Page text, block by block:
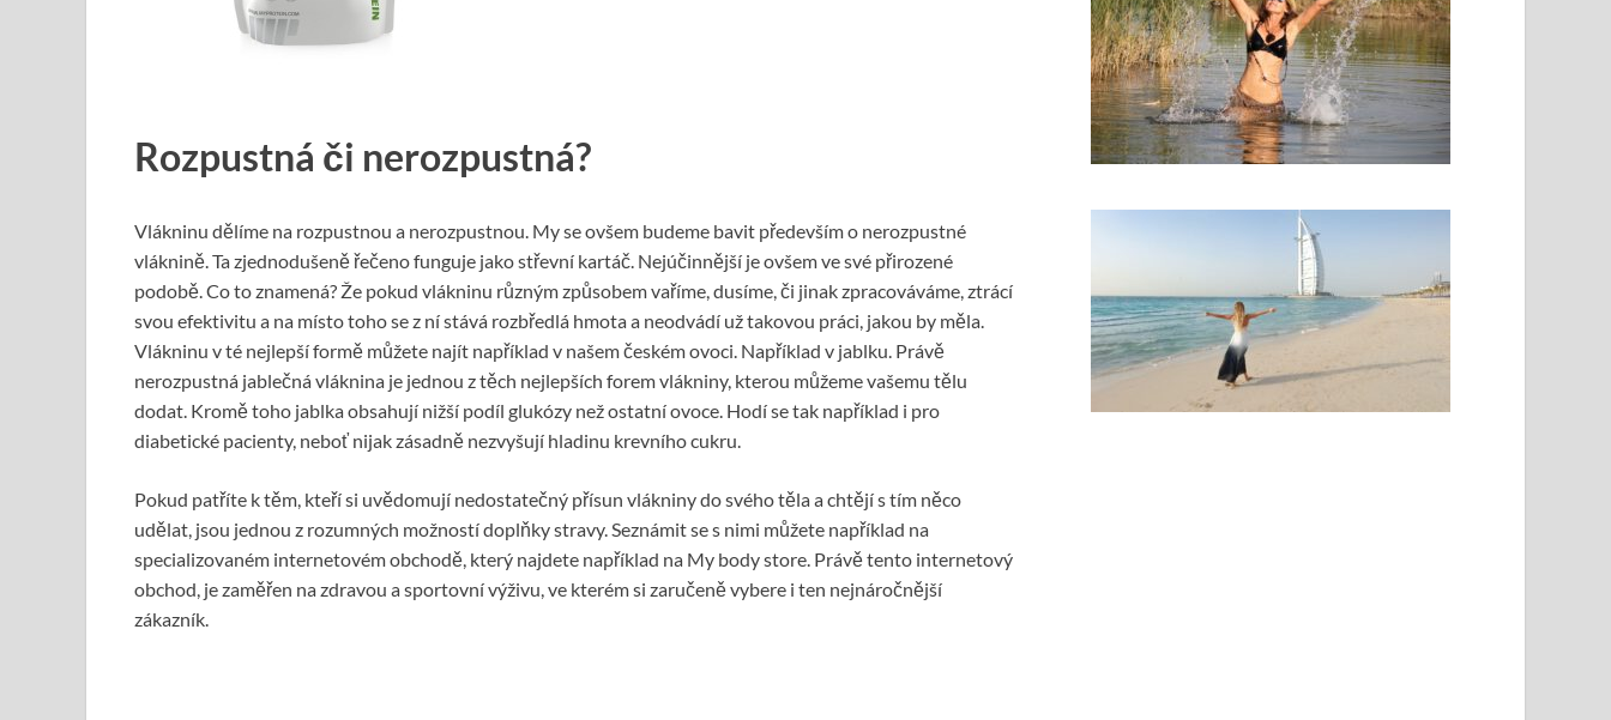
Rozpustná či nerozpustná?
Vlákninu dělíme na rozpustnou a nerozpustnou. My se ovšem budeme bavit především o nerozpustné
vláknině. Ta zjednodušeně řečeno funguje jako střevní kartáč. Nejúčinnější je ovšem ve své přirozené
podobě. Co to znamená? Že pokud vlákninu různým způsobem vaříme, dusíme, či jinak zpracováváme, ztrácí
svou efektivitu a na místo toho se z ní stává rozbředlá hmota a neodvádí už takovou práci, jakou by měla.
Vlákninu v té nejlepší formě můžete najít například v našem českém ovoci. Například v jablku. Právě
nerozpustná jablečná vláknina je jednou z těch nejlepších forem vlákniny, kterou můžeme vašemu tělu
dodat. Kromě toho jablka obsahují nižší podíl glukózy než ostatní ovoce. Hodí se tak například i pro
diabetické pacienty, neboť nijak zásadně nezvyšují hladinu krevního cukru.
Pokud patříte k těm, kteří si uvědomují nedostatečný přísun vlákniny do svého těla a chtějí s tím něco
udělat, jsou jednou z rozumných možností doplňky stravy. Seznámit se s nimi můžete například na
specializovaném internetovém obchodě, který najdete například na My body store. Právě tento internetový
obchod, je zaměřen na zdravou a sportovní výživu, ve kterém si zaručeně vybere i ten nejnáročnější
zákazník.